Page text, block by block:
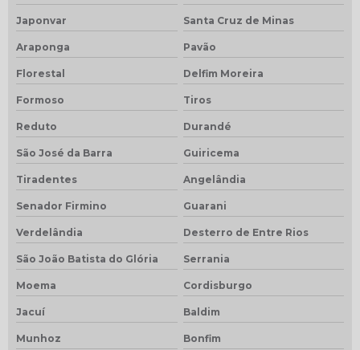
Japonvar Santa Cruz de Minas
Araponga Pavão
Florestal Delfim Moreira
Formoso Tiros
Reduto Durandé
São José da Barra Guiricema
Tiradentes Angelândia
Senador Firmino Guarani
Verdelândia Desterro de Entre Rios
São João Batista do Glória Serrania
Moema Cordisburgo
Jacuí Baldim
Munhoz Bonfim